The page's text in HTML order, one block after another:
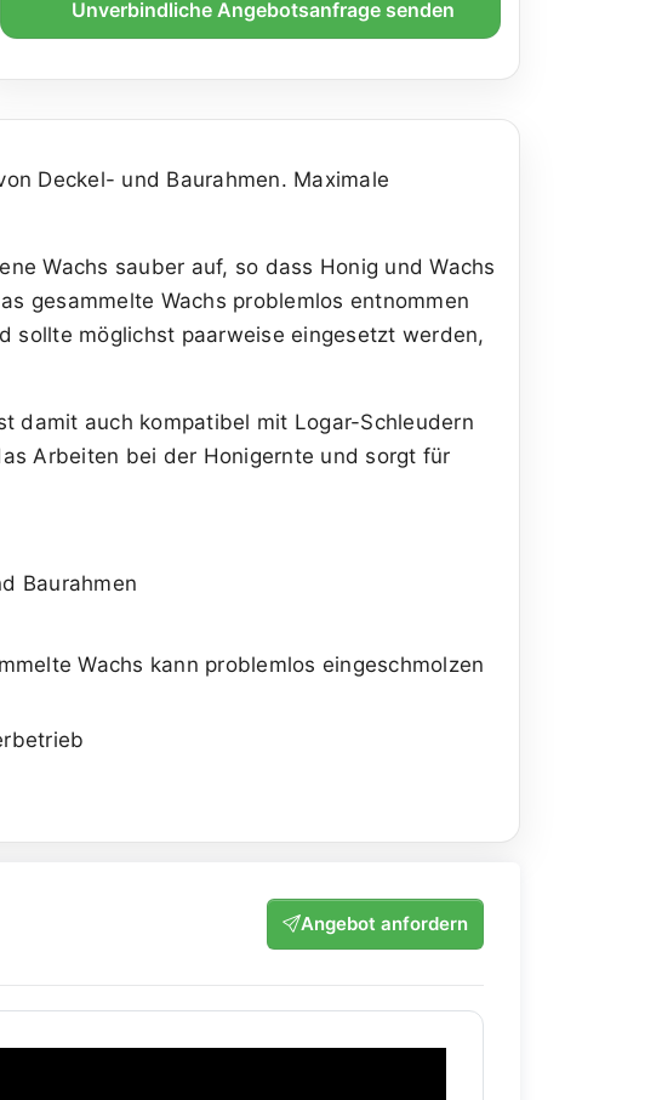
Unverbindliche Angebotsanfrage senden
Deckel- und Baurahmen. Maximale
Wachs sauber auf, so dass Honig und Wachs
gesammelte Wachs problemlos entnommen
sollte möglichst paarweise eingesetzt werden,
damit auch kompatibel mit Logar-Schleudern
Arbeiten bei der Honigernte und sorgt für
Baurahmen
Wachs kann problemlos eingeschmolzen
Angebot anfordern